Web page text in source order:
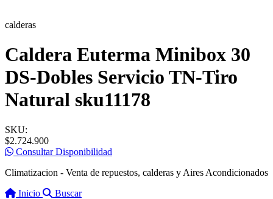
calderas
Caldera Euterma Minibox 30
DS-Dobles Servicio TN-Tiro
Natural sku11178
SKU:
$2.724.900
Consultar Disponibilidad
Climatizacion - Venta de repuestos, calderas y Aires Acondicionados
Inicio
Buscar